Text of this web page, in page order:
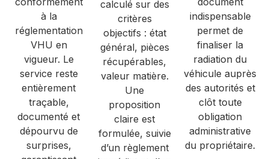
à la
réglementation
VHU en
vigueur. Le
service reste
entièrement
traçable,
documenté et
dépourvu de
surprises,
calculé sur des
critères
objectifs : état
général, pièces
récupérables,
valeur matière.
Une
proposition
claire est
formulée, suivie
d’un règlement
indispensable
permet de
finaliser la
radiation du
véhicule auprès
des autorités et
clôt toute
obligation
administrative
du propriétaire.